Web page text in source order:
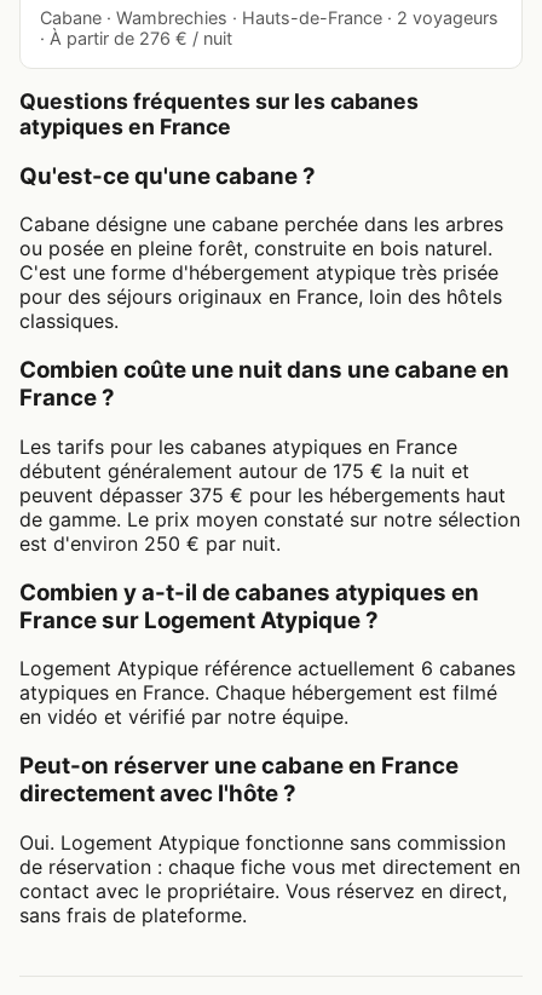
Cabane · Wambrechies · Hauts-de-France · 2 voyageurs
· À partir de 276 € / nuit
Questions fréquentes sur les cabanes
atypiques en France
Qu'est-ce qu'une cabane ?
Cabane désigne une cabane perchée dans les arbres
ou posée en pleine forêt, construite en bois naturel.
C'est une forme d'hébergement atypique très prisée
pour des séjours originaux en France, loin des hôtels
classiques.
Combien coûte une nuit dans une cabane en
France ?
Les tarifs pour les cabanes atypiques en France
débutent généralement autour de 175 € la nuit et
peuvent dépasser 375 € pour les hébergements haut
de gamme. Le prix moyen constaté sur notre sélection
est d'environ 250 € par nuit.
Combien y a-t-il de cabanes atypiques en
France sur Logement Atypique ?
Logement Atypique référence actuellement 6 cabanes
atypiques en France. Chaque hébergement est filmé
en vidéo et vérifié par notre équipe.
Peut-on réserver une cabane en France
directement avec l'hôte ?
Oui. Logement Atypique fonctionne sans commission
de réservation : chaque fiche vous met directement en
contact avec le propriétaire. Vous réservez en direct,
sans frais de plateforme.